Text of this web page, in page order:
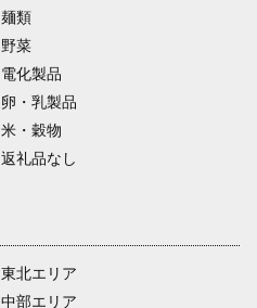
麺類
野菜
電化製品
卵・乳製品
米・穀物
返礼品なし
東北エリア
中部エリア